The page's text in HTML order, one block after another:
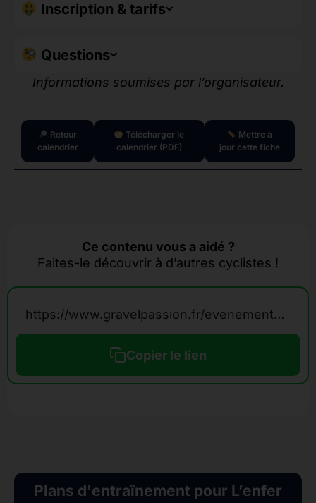
Inscription & tarifs
Questions
Informations soumises par l’organisateur.
Retour
calendrier
Télécharger le
calendrier (PDF)
Mettre à
jour cette fiche
Ce contenu vous a aidé ?
Faites-le découvrir à d’autres cyclistes !
https://www.gravelpassion.fr/evenements-calendrier-gravel/lenfer-de-largoat/
Copier le lien
Plans d'entraînement pour L’enfer